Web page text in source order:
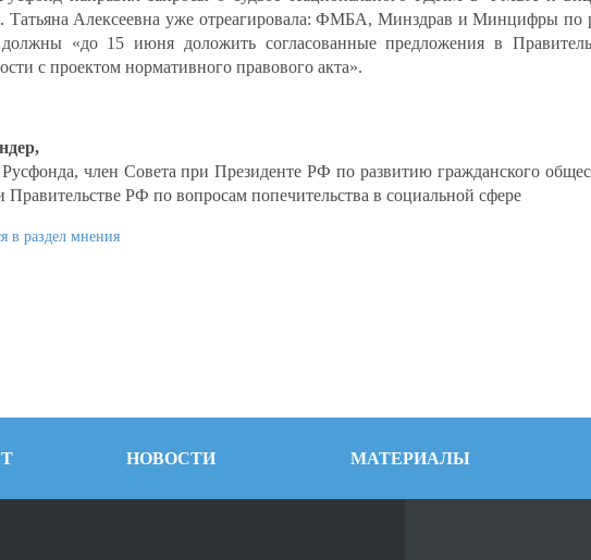
Татьяна Алексеевна уже отреагировала: ФМБА, Минздрав и Минцифры по
«до 15 июня доложить согласованные предложения в
с проектом нормативного правового акта».
Русфонда, член Совета при Президенте РФ по развитию гражданского
Правительстве РФ по вопросам попечительства в социальной сфере
в раздел мнения
НОВОСТИ МАТЕРИАЛЫ